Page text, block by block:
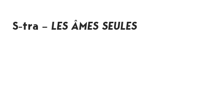
S-tra – LES ÂMES SEULES